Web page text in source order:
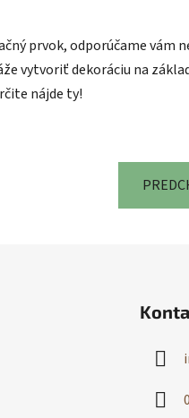
prvok, odporúčame vám
vytvoriť dekoráciu na
nájde ty!